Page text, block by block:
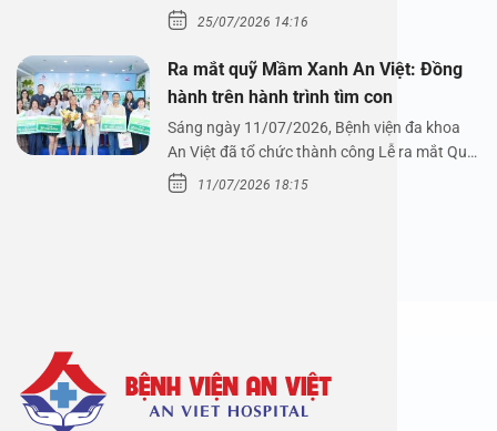
xoang cùng PGS.…
25/07/2026 14:16
Ra mắt quỹ Mầm Xanh An Việt: Đồng
hành trên hành trình tìm con
Sáng ngày 11/07/2026, Bệnh viện đa khoa
An Việt đã tổ chức thành công Lễ ra mắt Quỹ
Mầm Xanh…
11/07/2026 18:15